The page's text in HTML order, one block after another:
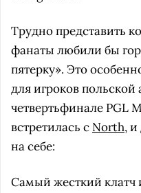
Трудно представить
фанаты любили бы
пятерку». Это
для игроков польской
четвертьфинале PGL
встретилась с North, и
на себе:
Самый жесткий клатч